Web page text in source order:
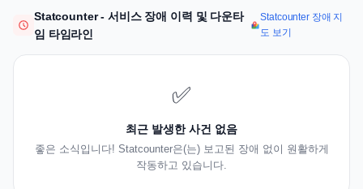
Statcounter - 서비스 장애 이력 및 다운타
임 타임라인
Statcounter 장애 지
도 보기
✅
최근 발생한 사건 없음
좋은 소식입니다! Statcounter은(는) 보고된 장애 없이 원활하게
작동하고 있습니다.